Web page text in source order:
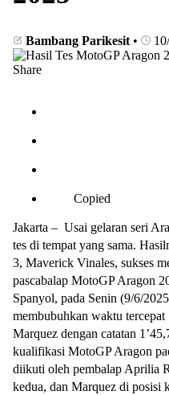
Bambang Parikesit •
Share
Copied
Jakarta – Usai gelaran seri
tes di tempat yang sama.
3, Maverick Vinales, sukses
pascabalap MotoGP Aragon
Spanyol, pada Senin (9/6/
membubuhkan waktu
Marquez dengan catatan
kualifikasi MotoGP Aragon
diikuti oleh pembalap Aprilia
kedua, dan Marquez di posisi